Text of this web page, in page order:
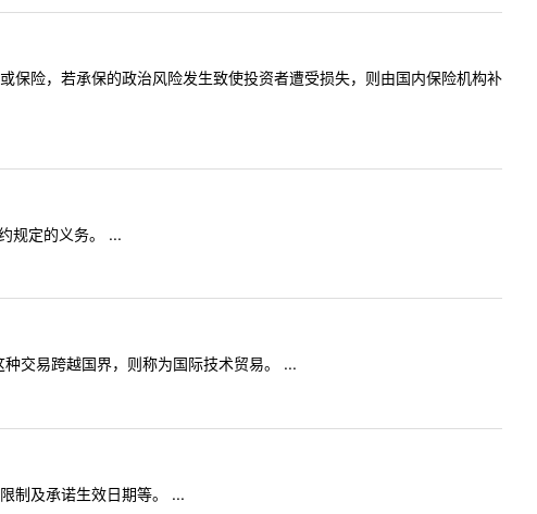
保险，若承保的政治风险发生致使投资者遭受损失，则由国内保险机构补
规定的义务。 ...
交易跨越国界，则称为国际技术贸易。 ...
制及承诺生效日期等。 ...